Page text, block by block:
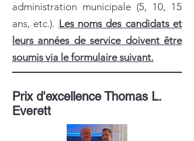
administration municipale (5, 10, 15
ans, etc.). Les noms des candidats et
leurs années de service doivent être
soumis via le formulaire suivant.
Prix d'excellence Thomas L.
Everett